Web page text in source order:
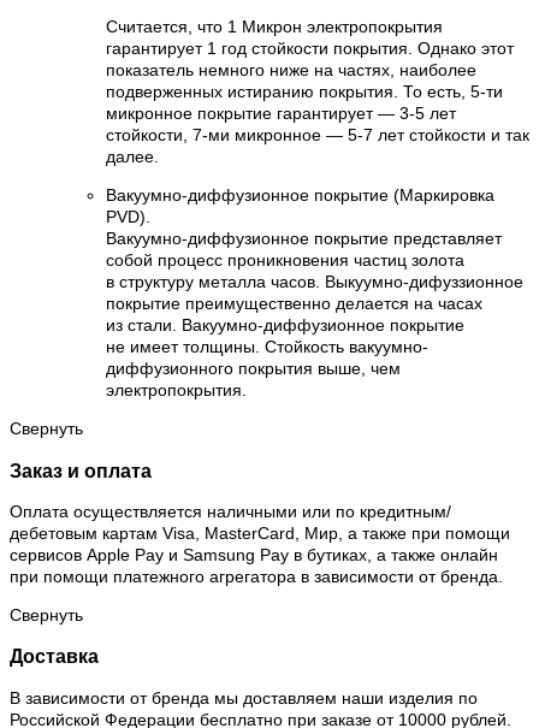
Считается, что 1 Микрон электропокрытия
гарантирует 1 год стойкости покрытия. Однако этот
показатель немного ниже на частях, наиболее
подверженных истиранию покрытия. То есть, 5-ти
микронное покрытие гарантирует — 3-5 лет
стойкости, 7-ми микронное — 5-7 лет стойкости и так
далее.
Вакуумно-диффузионное покрытие (Маркировка
PVD).
Вакуумно-диффузионное покрытие представляет
собой процесс проникновения частиц золота
в структуру металла часов. Выкуумно-дифуззионное
покрытие преимущественно делается на часах
из стали. Вакуумно-диффузионное покрытие
не имеет толщины. Стойкость вакуумно-
диффузионного покрытия выше, чем
электропокрытия.
Свернуть
Заказ и оплата
Оплата осуществляется наличными или по кредитным/
дебетовым картам Visa, MasterCard, Мир, а также при помощи
сервисов Apple Pay и Samsung Pay в бутиках, а также онлайн
при помощи платежного агрегатора в зависимости от бренда.
Свернуть
Доставка
В зависимости от бренда мы доставляем наши изделия по
Российской Федерации бесплатно при заказе от 10000 рублей.